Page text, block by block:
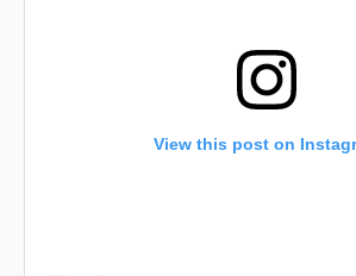
View this post on